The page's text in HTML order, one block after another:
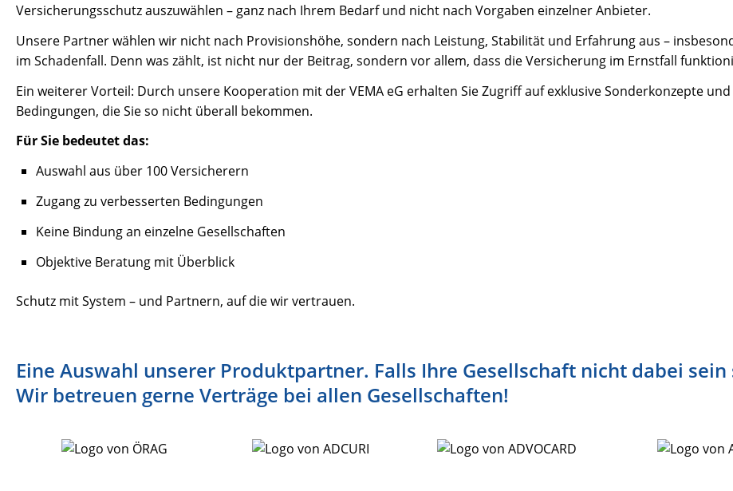
Versicherungsschutz auszuwählen – ganz nach Ihrem Bedarf und nicht nach Vorgaben einzelner Anbieter.
Unsere Partner wählen wir nicht nach Provisionshöhe, sondern nach Leistung, Stabilität und Erfahrung aus –
im Schadenfall. Denn was zählt, ist nicht nur der Beitrag, sondern vor allem, dass die Versicherung im Ernstfall
Ein weiterer Vorteil: Durch unsere Kooperation mit der VEMA eG erhalten Sie Zugriff auf exklusive Sonderkonzepte
Bedingungen, die Sie so nicht überall bekommen.
Für Sie bedeutet das:
Auswahl aus über 100 Versicherern
Zugang zu verbesserten Bedingungen
Keine Bindung an einzelne Gesellschaften
Objektive Beratung mit Überblick
Schutz mit System – und Partnern, auf die wir vertrauen.
Eine Auswahl unserer Produktpartner. Falls Ihre Gesellschaft nicht dabei sein
Wir betreuen gerne Verträge bei allen Gesellschaften!